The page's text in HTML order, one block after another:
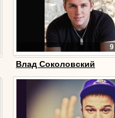
9
Влад Соколовский